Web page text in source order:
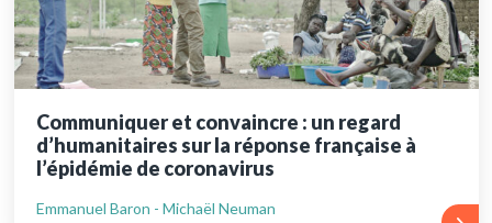
Communiquer et convaincre : un regard
d’humanitaires sur la réponse française à
l’épidémie de coronavirus
Emmanuel Baron - Michaël Neuman